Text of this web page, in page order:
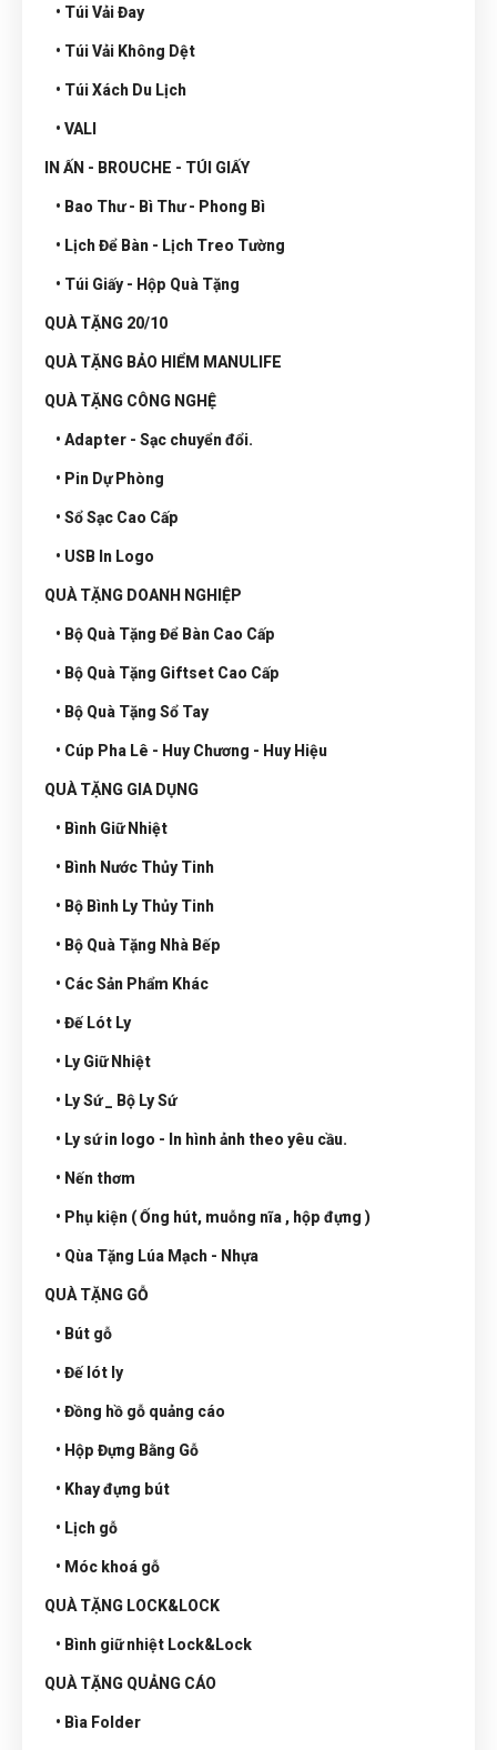
• Túi Vải Đay
• Túi Vải Không Dệt
• Túi Xách Du Lịch
• VALI
IN ẤN - BROUCHE - TÚI GIẤY
• Bao Thư - Bì Thư - Phong Bì
• Lịch Để Bàn - Lịch Treo Tường
• Túi Giấy - Hộp Quà Tặng
QUÀ TẶNG 20/10
QUÀ TẶNG BẢO HIỂM MANULIFE
QUÀ TẶNG CÔNG NGHỆ
• Adapter - Sạc chuyển đổi.
• Pin Dự Phòng
• Sổ Sạc Cao Cấp
• USB In Logo
QUÀ TẶNG DOANH NGHIỆP
• Bộ Quà Tặng Để Bàn Cao Cấp
• Bộ Quà Tặng Giftset Cao Cấp
• Bộ Quà Tặng Sổ Tay
• Cúp Pha Lê - Huy Chương - Huy Hiệu
QUÀ TẶNG GIA DỤNG
• Bình Giữ Nhiệt
• Bình Nước Thủy Tinh
• Bộ Bình Ly Thủy Tinh
• Bộ Quà Tặng Nhà Bếp
• Các Sản Phẩm Khác
• Đế Lót Ly
• Ly Giữ Nhiệt
• Ly Sứ _ Bộ Ly Sứ
• Ly sứ in logo - In hình ảnh theo yêu cầu.
• Nến thơm
• Phụ kiện ( Ống hút, muỗng nĩa , hộp đựng )
• Qùa Tặng Lúa Mạch - Nhựa
QUÀ TẶNG GỖ
• Bút gỗ
• Đế lót ly
• Đồng hồ gỗ quảng cáo
• Hộp Đựng Bằng Gỗ
• Khay đựng bút
• Lịch gỗ
• Móc khoá gỗ
QUÀ TẶNG LOCK&LOCK
• Bình giữ nhiệt Lock&Lock
QUÀ TẶNG QUẢNG CÁO
• Bìa Folder